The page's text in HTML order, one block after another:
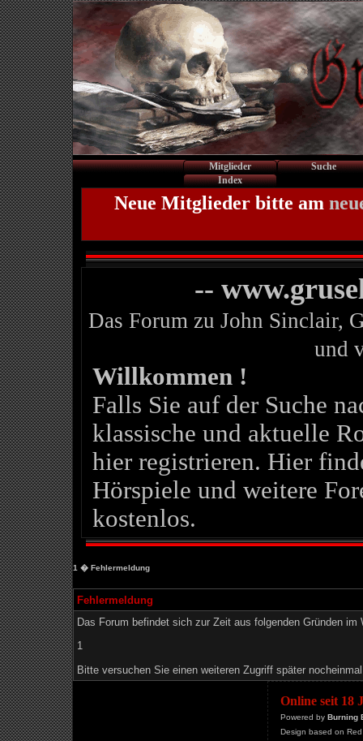
Mitglieder
Suche
Index
Neue Mitglieder bitte am
--
Das Forum zu John Sinclair,
und
Willkommen !
Falls Sie auf der Suche
klassische und aktuelle
hier registrieren. Hier
Hörspiele und weitere
kostenlos.
1 � Fehlermeldung
Fehlermeldung
Das Forum befindet sich zur Zeit aus folgenden Gründen im
1
Bitte versuchen Sie einen weiteren Zugriff später
Online seit 18
Powered by Burning
Design based on